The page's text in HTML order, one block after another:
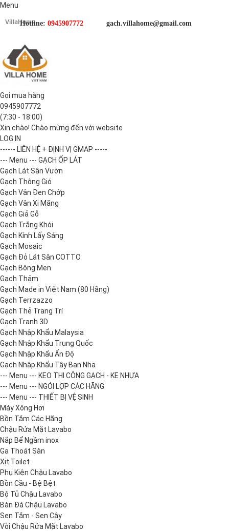
Menu
Hotline: 0945907772 gach.villahome@gmail.com
Gọi mua hàng
0945907772
(7:30 - 18:00)
Xin chào! Chào mừng đến với website
LOG IN
------ LIÊN HỆ + ĐỊNH VỊ GMAP -----
--- Menu --- GẠCH ỐP LÁT
Gạch Lát Sân Vườn
Gạch Thông Gió
Gạch Vân Đen Chớp
Gạch Vân Xi Măng
Gạch Giả Gỗ
Gạch Trắng Khói
Gạch Kính Lấy Sáng
Gạch Mosaic
Gạch Đỏ Lát Sân COTTO
Gạch Bông Men
Gạch Thảm
Gạch Made in Việt Nam (80 Hãng)
Gạch Terrzazzo
Gạch Thẻ Trang Trí
Gạch Tranh 3D
Gạch Nhập Khẩu Malaysia
Gạch Nhập Khẩu Trung Quốc
Gạch Nhập Khẩu Ấn Độ
Gạch Nhập Khẩu Tây Ban Nha
--- Menu --- KEO THI CÔNG GẠCH - KE NHỰA
--- Menu --- NGÓI LỢP CÁC HÃNG
--- Menu --- THIẾT BỊ VỆ SINH
Máy Xông Hơi
Bồn Tắm Các Hãng
Chậu Rửa Mặt Lavabo
Nắp Bể Ngầm inox
Ga Thoát Sàn
Xịt Toilet
Phụ Kiện Chậu Lavabo
Bồn Cầu - Bệ Bệt
Bộ Tủ Chậu Lavabo
Bàn Đá Chậu Lavabo
Sen Tắm - Sen Cây
Vòi Chậu Rửa Mặt Lavabo